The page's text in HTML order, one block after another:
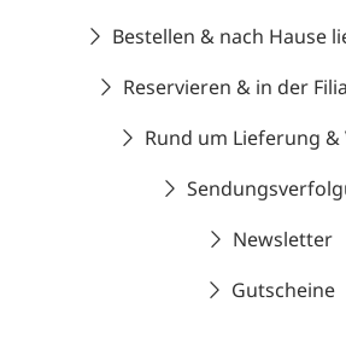
Bestellen & nach Hause
Reservieren & in der
Rund um Lieferung &
Newsletter
Gutscheine